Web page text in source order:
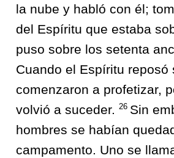
la nube y habló con él;
del Espíritu que estaba
puso sobre los setenta
Cuando el Espíritu reposó
comenzaron a profetizar,
volvió a suceder. 26 Sin
hombres se habían
campamento. Uno se